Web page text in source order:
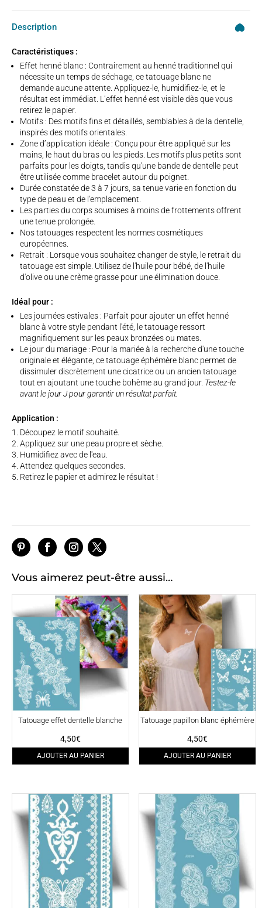
Description
Caractéristiques :
Effet henné blanc : Contrairement au henné traditionnel qui
nécessite un temps de séchage, ce tatouage blanc ne
demande aucune attente. Appliquez-le, humidifiez-le, et le
résultat est immédiat. L’effet henné est visible dès que vous
retirez le papier.
Motifs : Des motifs fins et détaillés, semblables à de la dentelle,
inspirés des motifs orientales.
Zone d’application idéale : Conçu pour être appliqué sur les
mains, le haut du bras ou les pieds. Les motifs plus petits sont
parfaits pour les doigts, tandis qu'une bande de dentelle peut
être utilisée comme bracelet autour du poignet.
Durée constatée de 3 à 7 jours, sa tenue varie en fonction du
type de peau et de l'emplacement.
Les parties du corps soumises à moins de frottements offrent
une tenue prolongée.
Nos tatouages respectent les normes cosmétiques
européennes.
Retrait : Lorsque vous souhaitez changer de style, le retrait du
tatouage est simple. Utilisez de l'huile pour bébé, de l'huile
d'olive ou une crème grasse pour une élimination douce.
Idéal pour :
Les journées estivales : Parfait pour ajouter un effet henné
blanc à votre style pendant l'été, le tatouage ressort
magnifiquement sur les peaux bronzées ou mates.
Le jour du mariage : Pour la mariée à la recherche d'une touche
originale et élégante, ce tatouage éphémère blanc permet de
dissimuler discrètement une cicatrice ou un ancien tatouage
tout en ajoutant une touche bohème au grand jour. Testez-le
avant le jour J pour garantir un résultat parfait.
Application :
Découpez le motif souhaité.
Appliquez sur une peau propre et sèche.
Humidifiez avec de l'eau.
Attendez quelques secondes.
Retirez le papier et admirez le résultat !
Vous aimerez peut-être aussi…
Tatouage effet dentelle blanche
4,50€
AJOUTER AU PANIER
Tatouage papillon blanc éphémère
4,50€
AJOUTER AU PANIER